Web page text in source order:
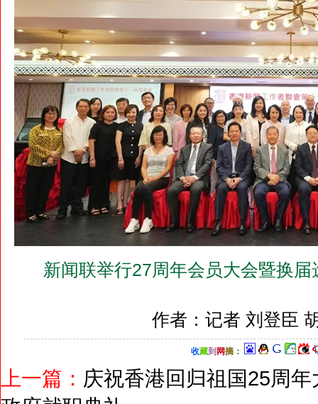
新闻联举行27周年会员大会暨换
作者：记者 刘登臣
收藏到 网摘：
上一篇： 庆祝香港回归祖国25周